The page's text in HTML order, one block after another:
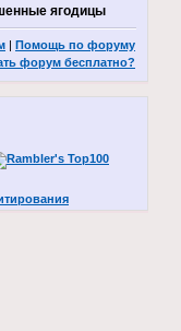
ягодицы
Помощь по форуму